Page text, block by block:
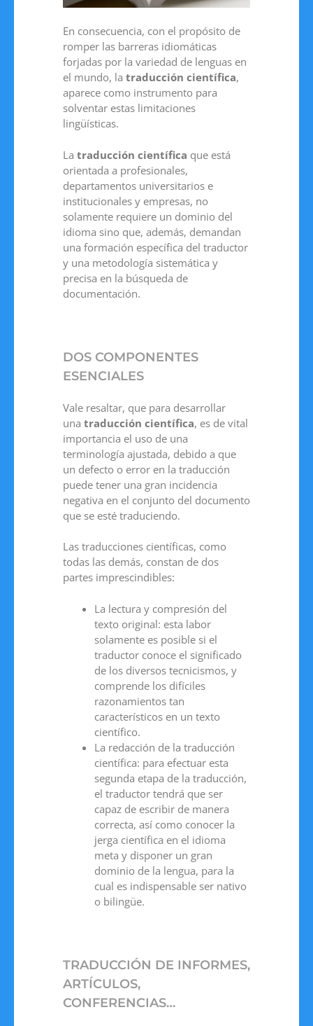
En consecuencia, con el propósito de
romper las barreras idiomáticas
forjadas por la variedad de lenguas en
el mundo, la traducción científica,
aparece como instrumento para
solventar estas limitaciones
lingüísticas.
La traducción científica que está
orientada a profesionales,
departamentos universitarios e
institucionales y empresas, no
solamente requiere un dominio del
idioma sino que, además, demandan
una formación específica del traductor
y una metodología sistemática y
precisa en la búsqueda de
documentación.
DOS COMPONENTES
ESENCIALES
Vale resaltar, que para desarrollar
una traducción científica, es de vital
importancia el uso de una
terminología ajustada, debido a que
un defecto o error en la traducción
puede tener una gran incidencia
negativa en el conjunto del documento
que se esté traduciendo.
Las traducciones científicas, como
todas las demás, constan de dos
partes imprescindibles:
La lectura y compresión del
texto original: esta labor
solamente es posible si el
traductor conoce el significado
de los diversos tecnicismos, y
comprende los difíciles
razonamientos tan
característicos en un texto
científico.
La redacción de la traducción
científica: para efectuar esta
segunda etapa de la traducción,
el traductor tendrá que ser
capaz de escribir de manera
correcta, así como conocer la
jerga científica en el idioma
meta y disponer un gran
dominio de la lengua, para la
cual es indispensable ser nativo
o bilingüe.
TRADUCCIÓN DE INFORMES,
ARTÍCULOS,
CONFERENCIAS…